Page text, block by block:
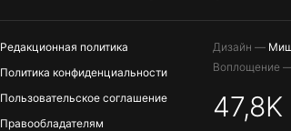
Редакционная политика
Политика конфиденциальности
Пользовательское соглашение
Правообладателям
Дизайн —
Воплощение
47,8K